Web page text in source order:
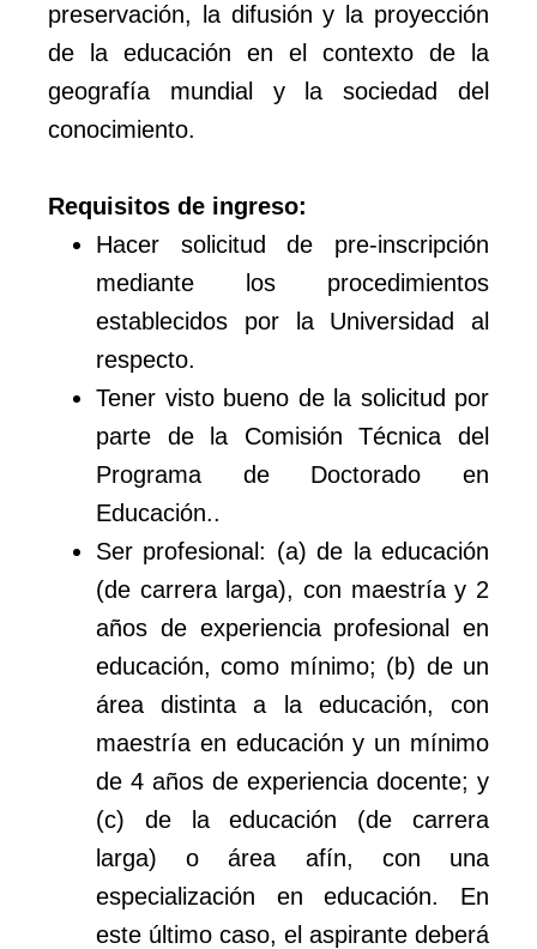
preservación, la difusión y la proyección
de la educación en el contexto de la
geografía mundial y la sociedad del
conocimiento.
Requisitos de ingreso:
Hacer solicitud de pre-inscripción
mediante los procedimientos
establecidos por la Universidad al
respecto.
Tener visto bueno de la solicitud por
parte de la Comisión Técnica del
Programa de Doctorado en
Educación..
Ser profesional: (a) de la educación
(de carrera larga), con maestría y 2
años de experiencia profesional en
educación, como mínimo; (b) de un
área distinta a la educación, con
maestría en educación y un mínimo
de 4 años de experiencia docente; y
(c) de la educación (de carrera
larga) o área afín, con una
especialización en educación. En
este último caso, el aspirante deberá